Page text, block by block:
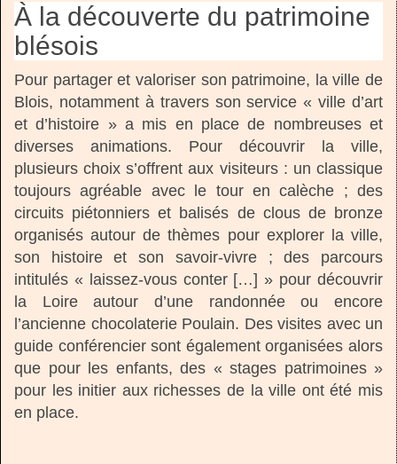
À la découverte du patrimoine
blésois
Pour partager et valoriser son patrimoine, la ville de
Blois, notamment à travers son service « ville d’art
et d’histoire » a mis en place de nombreuses et
diverses animations. Pour découvrir la ville,
plusieurs choix s’offrent aux visiteurs : un classique
toujours agréable avec le tour en calèche ; des
circuits piétonniers et balisés de clous de bronze
organisés autour de thèmes pour explorer la ville,
son histoire et son savoir-vivre ; des parcours
intitulés « laissez-vous conter […] » pour découvrir
la Loire autour d’une randonnée ou encore
l’ancienne chocolaterie Poulain. Des visites avec un
guide conférencier sont également organisées alors
que pour les enfants, des « stages patrimoines »
pour les initier aux richesses de la ville ont été mis
en place.